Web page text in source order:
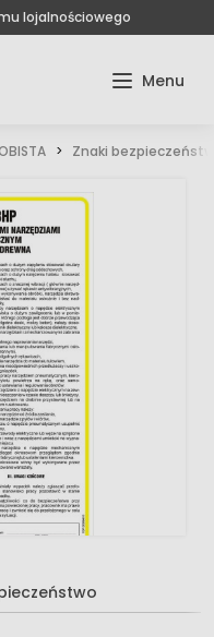
lojalnościowego
Znaki